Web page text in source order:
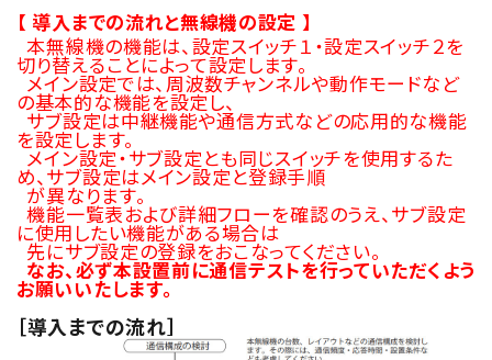
【 導入までの流れと無線機の設定 】
本無線機の機能は、設定スイッチ１・設定スイッチ２を
切り替えることによって設定します。
メイン設定では、周波数チャンネルや動作モードなど
の基本的な機能を設定し、
サブ設定は中継機能や通信方式などの応用的な機能
を設定します。
メイン設定・サブ設定とも同じスイッチを使用するた
め、サブ設定はメイン設定と登録手順
が異なります。
機能一覧表および詳細フローを確認のうえ、サブ設定
に使用したい機能がある場合は
先にサブ設定の登録をおこなってください。
なお、必ず本設置前に通信テストを行っていただくよう
お願いいたします。
［導入までの流れ］